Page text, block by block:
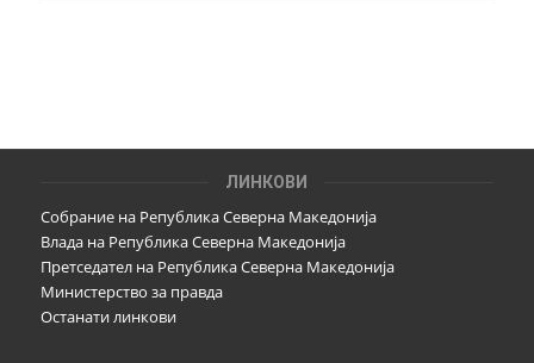
ЛИНКОВИ
Собрание на Република Северна Македонија
Влада на Република Северна Македонија
Претседател на Република Северна Македонија
Министерство за правда
Останати линкови